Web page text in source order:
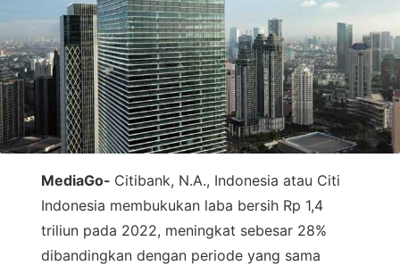
MediaGo- Citibank, N.A., Indonesia atau Citi
Indonesia membukukan laba bersih Rp 1,4
triliun pada 2022, meningkat sebesar 28%
dibandingkan dengan periode yang sama